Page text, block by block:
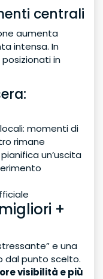
centrali
aumenta
intensa. In
in
momenti di
rimane
un’uscita
+
e una
punto scelto.
visibilità e più